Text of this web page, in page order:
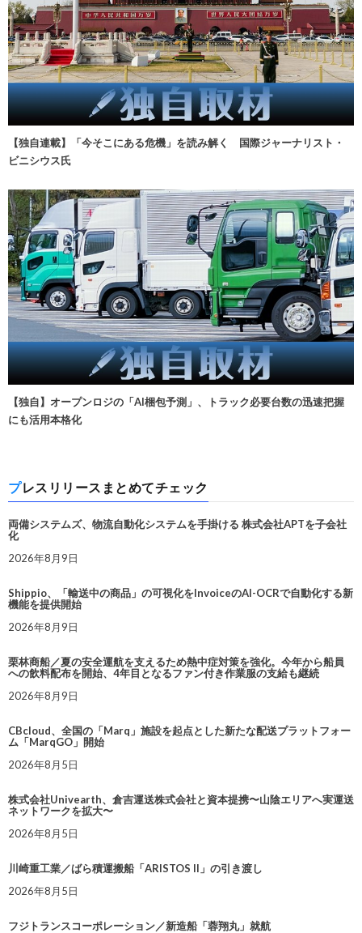
【独自連載】「今そこにある危機」を読み解く 国際ジャーナリスト・
ビニシウス氏
【独自】オープンロジの「AI梱包予測」、トラック必要台数の迅速把握
にも活用本格化
プレスリリースまとめてチェック
両備システムズ、物流自動化システムを手掛ける 株式会社APTを子会社
化
2026年8月9日
Shippio、「輸送中の商品」の可視化をInvoiceのAI-OCRで自動化する新
機能を提供開始
2026年8月9日
栗林商船／夏の安全運航を支えるため熱中症対策を強化。今年から船員
への飲料配布を開始、4年目となるファン付き作業服の支給も継続
2026年8月9日
CBcloud、全国の「Marq」施設を起点とした新たな配送プラットフォー
ム「MarqGO」開始
2026年8月5日
株式会社Univearth、倉吉運送株式会社と資本提携〜山陰エリアへ実運送
ネットワークを拡大〜
2026年8月5日
川崎重工業／ばら積運搬船「ARISTOS II」の引き渡し
2026年8月5日
フジトランスコーポレーション／新造船「蓉翔丸」就航